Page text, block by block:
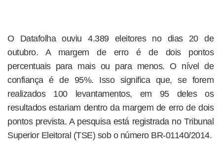
O Datafolha ouviu 4.389 eleitores no dias 20 de
outubro. A margem de erro é de dois pontos
percentuais para mais ou para menos. O nível de
confiança é de 95%. Isso significa que, se forem
realizados 100 levantamentos, em 95 deles os
resultados estariam dentro da margem de erro de dois
pontos prevista. A pesquisa está registrada no Tribunal
Superior Eleitoral (TSE) sob o número BR-01140/2014.